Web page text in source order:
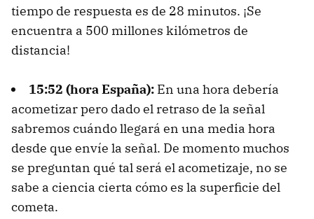
tiempo de respuesta es de 28 minutos. ¡Se
encuentra a 500 millones kilómetros de
distancia!
15:52 (hora España): En una hora debería
acometizar pero dado el retraso de la señal
sabremos cuándo llegará en una media hora
desde que envíe la señal. De momento muchos
se preguntan qué tal será el acometizaje, no se
sabe a ciencia cierta cómo es la superficie del
cometa.